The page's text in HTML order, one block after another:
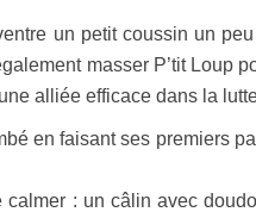
un petit coussin un
masser P’tit Loup
alliée efficace dans la
en faisant ses premiers
: un câlin avec